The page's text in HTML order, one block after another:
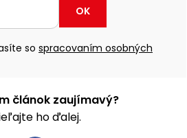
OK
so spracovaním osobných
článok zaujímavý?
ho ďalej.